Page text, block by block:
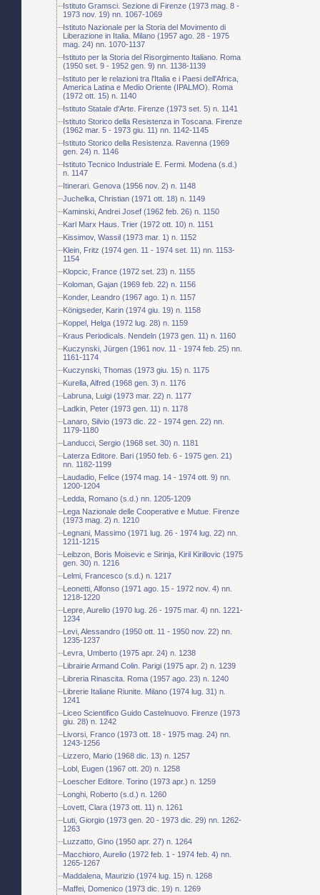
Istituto Gramsci. Sezione di Firenze (1973 mag. 8 -
1973 nov. 19) nn. 1067-1069
Istituto Nazionale per la Storia del Movimento di
Liberazione in Italia. Milano (1957 ago. 28 - 1975
mag. 24) nn. 1070-1137
Istituto per la Storia del Risorgimento Italiano. Roma
(1950 set. 9 - 1952 gen. 9) nn. 1138-1139
Istituto per le relazioni tra l'Italia e i Paesi dell'Africa,
America Latina e Medio Oriente (IPALMO). Roma
(1972 ott. 15) n. 1140
Istituto Statale d'Arte. Firenze (1973 set. 5) n. 1141
Istituto Storico della Resistenza in Toscana. Firenze
(1962 mar. 5 - 1973 giu. 11) nn. 1142-1145
Istituto Storico della Resistenza. Ravenna (1969
gen. 24) n. 1146
Istituto Tecnico Industriale E. Fermi. Modena (s.d.)
n. 1147
Itinerari. Genova (1956 nov. 2) n. 1148
Juchelka, Christian (1971 ott. 18) n. 1149
Kaminski, Andrei Josef (1962 feb. 26) n. 1150
Karl Marx Haus. Trier (1972 ott. 10) n. 1151
Kissimov, Wassil (1973 mar. 1) n. 1152
Klein, Fritz (1974 gen. 11 - 1974 set. 11) nn. 1153-
1154
Klopcic, France (1972 set. 23) n. 1155
Koloman, Gajan (1969 feb. 22) n. 1156
Konder, Leandro (1967 ago. 1) n. 1157
Königseder, Karin (1974 giu. 19) n. 1158
Koppel, Helga (1972 lug. 28) n. 1159
Kraus Periodicals. Nendeln (1973 gen. 11) n. 1160
Kuczynski, Jürgen (1961 nov. 11 - 1974 feb. 25) nn.
1161-1174
Kuczynski, Thomas (1973 giu. 15) n. 1175
Kurella, Alfred (1968 gen. 3) n. 1176
Labruna, Luigi (1973 mar. 22) n. 1177
Ladkin, Peter (1973 gen. 11) n. 1178
Lanaro, Silvio (1973 dic. 22 - 1974 gen. 22) nn.
1179-1180
Landucci, Sergio (1968 set. 30) n. 1181
Laterza Editore. Bari (1950 feb. 6 - 1975 gen. 21)
nn. 1182-1199
Laudadio, Felice (1974 mag. 14 - 1974 ott. 9) nn.
1200-1204
Ledda, Romano (s.d.) nn. 1205-1209
Lega Nazionale delle Cooperative e Mutue. Firenze
(1973 mag. 2) n. 1210
Legnani, Massimo (1971 lug. 26 - 1974 lug. 22) nn.
1211-1215
Leibzon, Boris Moisevic e Sirinja, Kiril Kirillovic (1975
gen. 30) n. 1216
Lelmi, Francesco (s.d.) n. 1217
Leonetti, Alfonso (1971 ago. 15 - 1972 nov. 4) nn.
1218-1220
Lepre, Aurelio (1970 lug. 26 - 1975 mar. 4) nn. 1221-
1234
Levi, Alessandro (1950 ott. 11 - 1950 nov. 22) nn.
1235-1237
Levra, Umberto (1975 apr. 24) n. 1238
Librairie Armand Colin. Parigi (1975 apr. 2) n. 1239
Libreria Rinascita. Roma (1957 ago. 23) n. 1240
Librerie Italiane Riunite. Milano (1974 lug. 31) n.
1241
Liceo Scientifico Guido Castelnuovo. Firenze (1973
giu. 28) n. 1242
Livorsi, Franco (1973 ott. 18 - 1975 mag. 24) nn.
1243-1256
Lizzero, Mario (1968 dic. 13) n. 1257
Lobl, Eugen (1967 ott. 20) n. 1258
Loescher Editore. Torino (1973 apr.) n. 1259
Longhi, Roberto (s.d.) n. 1260
Lovett, Clara (1973 ott. 11) n. 1261
Luti, Giorgio (1973 gen. 20 - 1973 dic. 29) nn. 1262-
1263
Luzzatto, Gino (1950 apr. 27) n. 1264
Macchioro, Aurelio (1972 feb. 1 - 1974 feb. 4) nn.
1265-1267
Maddalena, Maurizio (1974 lug. 15) n. 1268
Maffei, Domenico (1973 dic. 19) n. 1269